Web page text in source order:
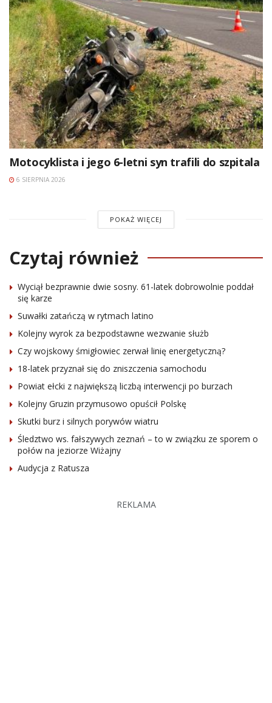
Motocyklista i jego 6-letni syn trafili do szpitala
6 SIERPNIA 2026
POKAŻ WIĘCEJ
Czytaj również
Wyciął bezprawnie dwie sosny. 61-latek dobrowolnie poddał
się karze
Suwałki zatańczą w rytmach latino
Kolejny wyrok za bezpodstawne wezwanie służb
Czy wojskowy śmigłowiec zerwał linię energetyczną?
18-latek przyznał się do zniszczenia samochodu
Powiat ełcki z największą liczbą interwencji po burzach
Kolejny Gruzin przymusowo opuścił Polskę
Skutki burz i silnych porywów wiatru
Śledztwo ws. fałszywych zeznań – to w związku ze sporem o
połów na jeziorze Wiżajny
Audycja z Ratusza
REKLAMA